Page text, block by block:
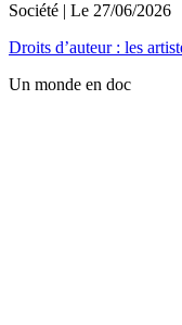
Société | Le 27/06/2026
Droits d’auteur : les
Un monde en doc